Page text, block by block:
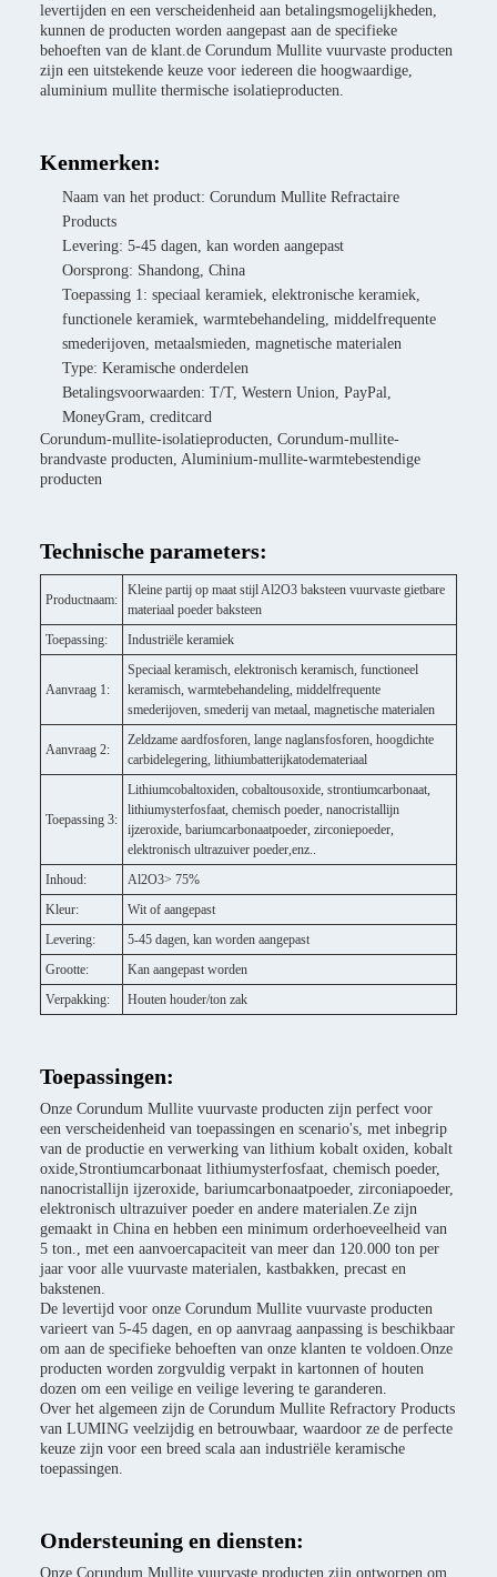
levertijden en een verscheidenheid aan betalingsmogelijkheden,
kunnen de producten worden aangepast aan de specifieke
behoeften van de klant.de Corundum Mullite vuurvaste producten
zijn een uitstekende keuze voor iedereen die hoogwaardige,
aluminium mullite thermische isolatieproducten.
Kenmerken:
Naam van het product: Corundum Mullite Refractaire
Products
Levering: 5-45 dagen, kan worden aangepast
Oorsprong: Shandong, China
Toepassing 1: speciaal keramiek, elektronische keramiek,
functionele keramiek, warmtebehandeling, middelfrequente
smederijoven, metaalsmieden, magnetische materialen
Type: Keramische onderdelen
Betalingsvoorwaarden: T/T, Western Union, PayPal,
MoneyGram, creditcard
Corundum-mullite-isolatieproducten, Corundum-mullite-
brandvaste producten, Aluminium-mullite-warmtebestendige
producten
Technische parameters:
Productnaam:
Kleine partij op maat stijl Al2O3 baksteen vuurvaste gietbare
materiaal poeder baksteen
Toepassing:
Industriële keramiek
Aanvraag 1:
Speciaal keramisch, elektronisch keramisch, functioneel
keramisch, warmtebehandeling, middelfrequente
smederijoven, smederij van metaal, magnetische materialen
Aanvraag 2:
Zeldzame aardfosforen, lange naglansfosforen, hoogdichte
carbidelegering, lithiumbatterijkatodemateriaal
Toepassing 3:
Lithiumcobaltoxiden, cobaltousoxide, strontiumcarbonaat,
lithiumysterfosfaat, chemisch poeder, nanocristallijn
ijzeroxide, bariumcarbonaatpoeder, zirconiepoeder,
elektronisch ultrazuiver poeder,enz..
Inhoud:
Al2O3> 75%
Kleur:
Wit of aangepast
Levering:
5-45 dagen, kan worden aangepast
Grootte:
Kan aangepast worden
Verpakking:
Houten houder/ton zak
Toepassingen:
Onze Corundum Mullite vuurvaste producten zijn perfect voor
een verscheidenheid van toepassingen en scenario's, met inbegrip
van de productie en verwerking van lithium kobalt oxiden, kobalt
oxide,Strontiumcarbonaat lithiumysterfosfaat, chemisch poeder,
nanocristallijn ijzeroxide, bariumcarbonaatpoeder, zirconiapoeder,
elektronisch ultrazuiver poeder en andere materialen.Ze zijn
gemaakt in China en hebben een minimum orderhoeveelheid van
5 ton., met een aanvoercapaciteit van meer dan 120.000 ton per
jaar voor alle vuurvaste materialen, kastbakken, precast en
bakstenen.
De levertijd voor onze Corundum Mullite vuurvaste producten
varieert van 5-45 dagen, en op aanvraag aanpassing is beschikbaar
om aan de specifieke behoeften van onze klanten te voldoen.Onze
producten worden zorgvuldig verpakt in kartonnen of houten
dozen om een veilige en veilige levering te garanderen.
Over het algemeen zijn de Corundum Mullite Refractory Products
van LUMING veelzijdig en betrouwbaar, waardoor ze de perfecte
keuze zijn voor een breed scala aan industriële keramische
toepassingen.
Ondersteuning en diensten:
Onze Corundum Mullite vuurvaste producten zijn ontworpen om